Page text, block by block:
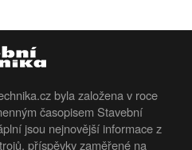
byla založena v roce
časopisem Stavební
jsou nejnovější informace z
příspěvky zaměřené na